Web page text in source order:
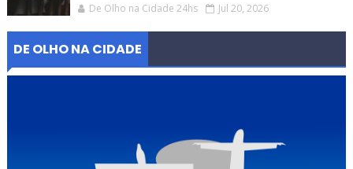
De Olho na Cidade 24hs Jul 20, 2026
DE OLHO NA CIDADE